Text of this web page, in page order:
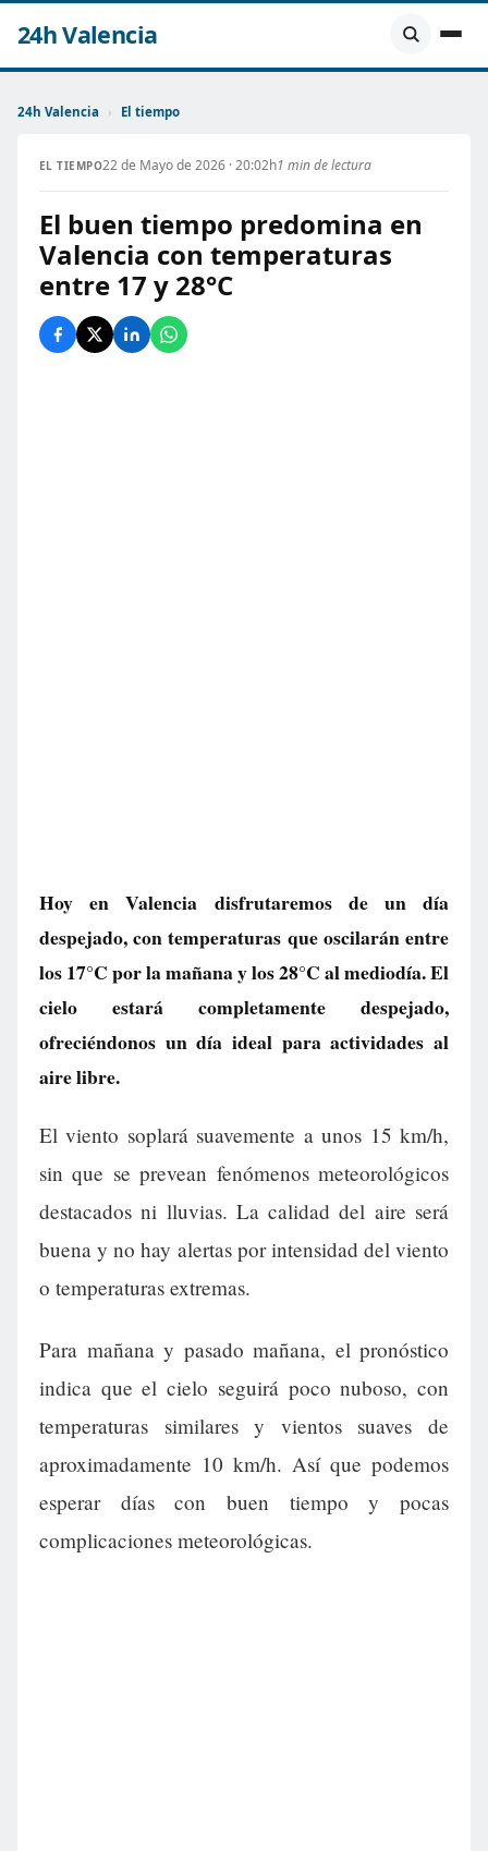
24h Valencia
24h Valencia › El tiempo
EL TIEMPO22 de Mayo de 2026 · 20:02h1 min de lectura
El buen tiempo predomina en
Valencia con temperaturas
entre 17 y 28°C
Hoy en Valencia disfrutaremos de un día
despejado, con temperaturas que oscilarán entre
los 17°C por la mañana y los 28°C al mediodía. El
cielo estará completamente despejado,
ofreciéndonos un día ideal para actividades al
aire libre.
El viento soplará suavemente a unos 15 km/h,
sin que se prevean fenómenos meteorológicos
destacados ni lluvias. La calidad del aire será
buena y no hay alertas por intensidad del viento
o temperaturas extremas.
Para mañana y pasado mañana, el pronóstico
indica que el cielo seguirá poco nuboso, con
temperaturas similares y vientos suaves de
aproximadamente 10 km/h. Así que podemos
esperar días con buen tiempo y pocas
complicaciones meteorológicas.